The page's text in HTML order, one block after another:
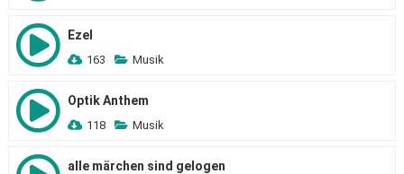
Ezel
163 Musik
Optik Anthem
118 Musik
alle märchen sind gelogen